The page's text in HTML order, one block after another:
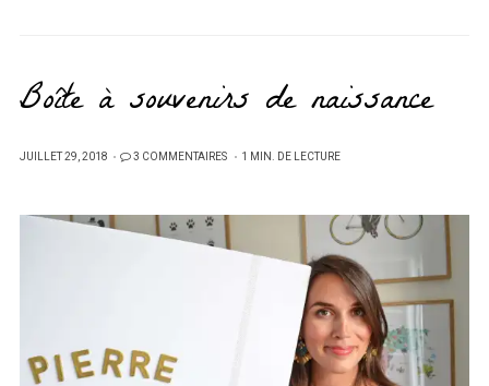
Boîte à souvenirs de naissance
PUBLIÉ
JUILLET 29, 2018 3 COMMENTAIRES 1 MIN. DE LECTURE